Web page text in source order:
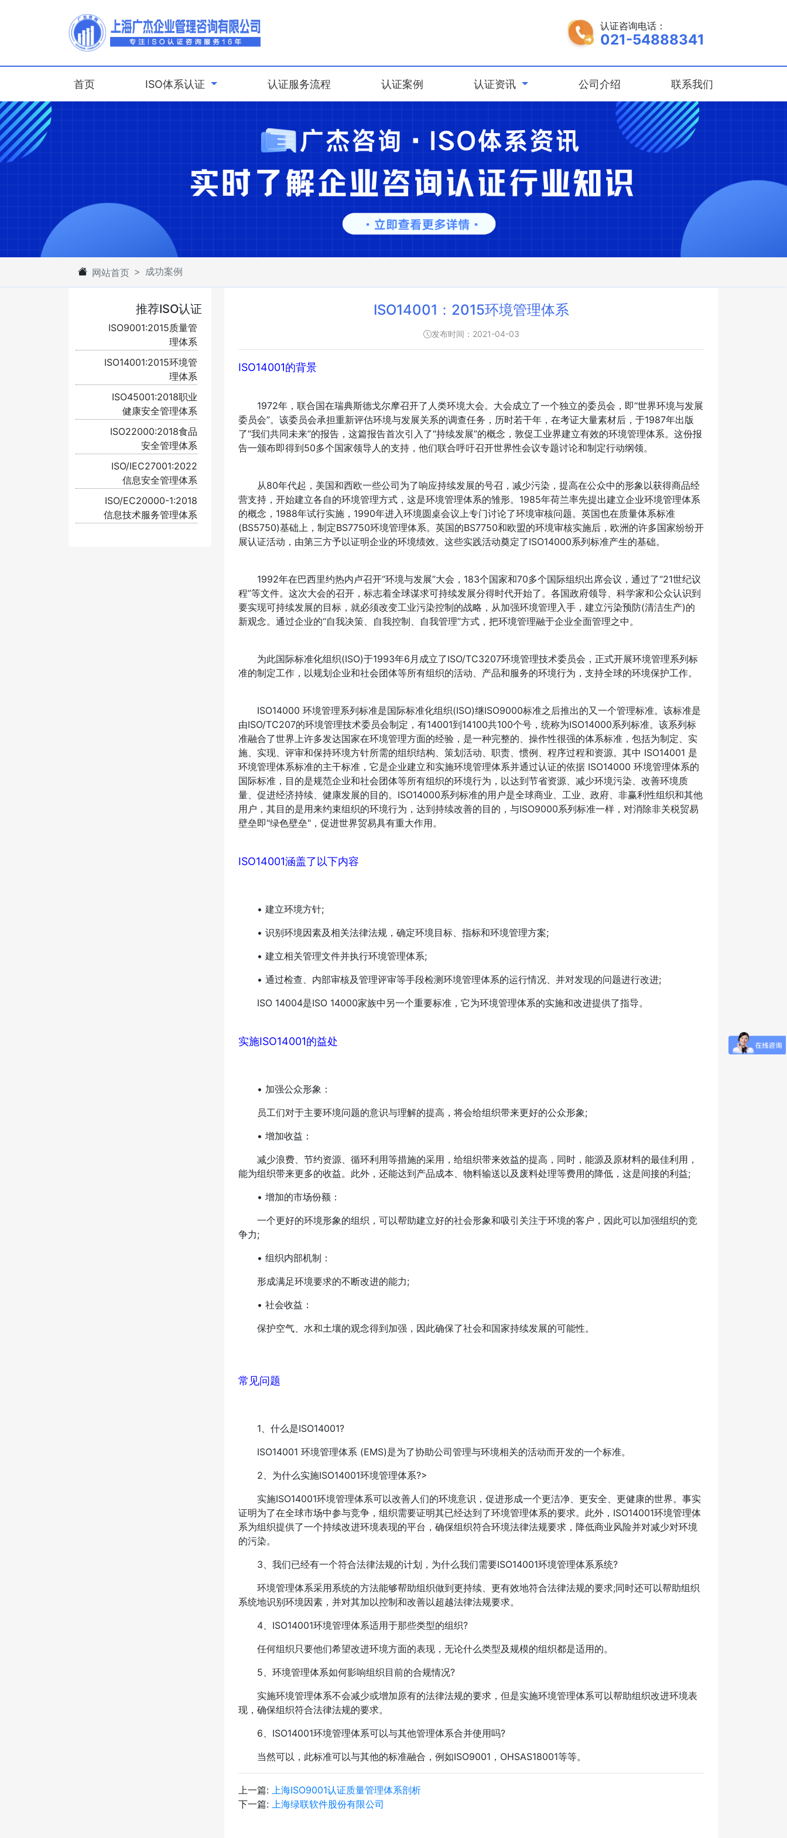
认证咨询电话：
021-54888341
首页(current) ISO体系认证 认证服务流程 认证案例 认证资讯 公司介绍 联系我们
网站首页 成功案例
推荐ISO认证
ISO9001:2015质量管
理体系
ISO14001:2015环境管
理体系
ISO45001:2018职业
健康安全管理体系
ISO22000:2018食品
安全管理体系
ISO/IEC27001:2022
信息安全管理体系
ISO/EC20000-1:2018
信息技术服务管理体系
ISO14001：2015环境管理体系
发布时间：2021-04-03
ISO14001的背景
1972年，联合国在瑞典斯德戈尔摩召开了人类环境大会。大会成立了一个独立的委员会，即“世界环境与发展
委员会”。该委员会承担重新评估环境与发展关系的调查任务，历时若干年，在考证大量素材后，于1987年出版
了“我们共同未来”的报告，这篇报告首次引入了“持续发展”的概念，敦促工业界建立有效的环境管理体系。这份报
告一颁布即得到50多个国家领导人的支持，他们联合呼吁召开世界性会议专题讨论和制定行动纲领。
从80年代起，美国和西欧一些公司为了响应持续发展的号召，减少污染，提高在公众中的形象以获得商品经
营支持，开始建立各自的环境管理方式，这是环境管理体系的雏形。1985年荷兰率先提出建立企业环境管理体系
的概念，1988年试行实施，1990年进入环境圆桌会议上专门讨论了环境审核问题。英国也在质量体系标准
(BS5750)基础上，制定BS7750环境管理体系。英国的BS7750和欧盟的环境审核实施后，欧洲的许多国家纷纷开
展认证活动，由第三方予以证明企业的环境绩效。这些实践活动奠定了ISO14000系列标准产生的基础。
1992年在巴西里约热内卢召开“环境与发展”大会，183个国家和70多个国际组织出席会议，通过了“21世纪议
程”等文件。这次大会的召开，标志着全球谋求可持续发展分得时代开始了。各国政府领导、科学家和公众认识到
要实现可持续发展的目标，就必须改变工业污染控制的战略，从加强环境管理入手，建立污染预防(清洁生产)的
新观念。通过企业的“自我决策、自我控制、自我管理”方式，把环境管理融于企业全面管理之中。
为此国际标准化组织(ISO)于1993年6月成立了ISO/TC3207环境管理技术委员会，正式开展环境管理系列标
准的制定工作，以规划企业和社会团体等所有组织的活动、产品和服务的环境行为，支持全球的环境保护工作。
ISO14000 环境管理系列标准是国际标准化组织(ISO)继ISO9000标准之后推出的又一个管理标准。该标准是
由ISO/TC207的环境管理技术委员会制定，有14001到14100共100个号，统称为ISO14000系列标准。该系列标
准融合了世界上许多发达国家在环境管理方面的经验，是一种完整的、操作性很强的体系标准，包括为制定、实
施、实现、评审和保持环境方针所需的组织结构、策划活动、职责、惯例、程序过程和资源。其中 ISO14001 是
环境管理体系标准的主干标准，它是企业建立和实施环境管理体系并通过认证的依据 ISO14000 环境管理体系的
国际标准，目的是规范企业和社会团体等所有组织的环境行为，以达到节省资源、减少环境污染、改善环境质
量、促进经济持续、健康发展的目的。ISO14000系列标准的用户是全球商业、工业、政府、非赢利性组织和其他
用户，其目的是用来约束组织的环境行为，达到持续改善的目的，与ISO9000系列标准一样，对消除非关税贸易
壁垒即"绿色壁垒"，促进世界贸易具有重大作用。
ISO14001涵盖了以下内容
• 建立环境方针;
• 识别环境因素及相关法律法规，确定环境目标、指标和环境管理方案;
• 建立相关管理文件并执行环境管理体系;
• 通过检查、内部审核及管理评审等手段检测环境管理体系的运行情况、并对发现的问题进行改进;
ISO 14004是ISO 14000家族中另一个重要标准，它为环境管理体系的实施和改进提供了指导。
实施ISO14001的益处
• 加强公众形象：
员工们对于主要环境问题的意识与理解的提高，将会给组织带来更好的公众形象;
• 增加收益：
减少浪费、节约资源、循环利用等措施的采用，给组织带来效益的提高，同时，能源及原材料的最佳利用，
能为组织带来更多的收益。此外，还能达到产品成本、物料输送以及废料处理等费用的降低，这是间接的利益;
• 增加的市场份额：
一个更好的环境形象的组织，可以帮助建立好的社会形象和吸引关注于环境的客户，因此可以加强组织的竞
争力;
• 组织内部机制：
形成满足环境要求的不断改进的能力;
• 社会收益：
保护空气、水和土壤的观念得到加强，因此确保了社会和国家持续发展的可能性。
常见问题
1、什么是ISO14001?
ISO14001 环境管理体系 (EMS)是为了协助公司管理与环境相关的活动而开发的一个标准。
2、为什么实施ISO14001环境管理体系?>
实施ISO14001环境管理体系可以改善人们的环境意识，促进形成一个更洁净、更安全、更健康的世界。事实
证明为了在全球市场中参与竞争，组织需要证明其已经达到了环境管理体系的要求。此外，ISO14001环境管理体
系为组织提供了一个持续改进环境表现的平台，确保组织符合环境法律法规要求，降低商业风险并对减少对环境
的污染。
3、我们已经有一个符合法律法规的计划，为什么我们需要ISO14001环境管理体系系统?
环境管理体系采用系统的方法能够帮助组织做到更持续、更有效地符合法律法规的要求;同时还可以帮助组织
系统地识别环境因素，并对其加以控制和改善以超越法律法规要求。
4、ISO14001环境管理体系适用于那些类型的组织?
任何组织只要他们希望改进环境方面的表现，无论什么类型及规模的组织都是适用的。
5、环境管理体系如何影响组织目前的合规情况?
实施环境管理体系不会减少或增加原有的法律法规的要求，但是实施环境管理体系可以帮助组织改进环境表
现，确保组织符合法律法规的要求。
6、ISO14001环境管理体系可以与其他管理体系合并使用吗?
当然可以，此标准可以与其他的标准融合，例如ISO9001，OHSAS18001等等。
上一篇:上海ISO9001认证质量管理体系剖析
下一篇:上海绿联软件股份有限公司